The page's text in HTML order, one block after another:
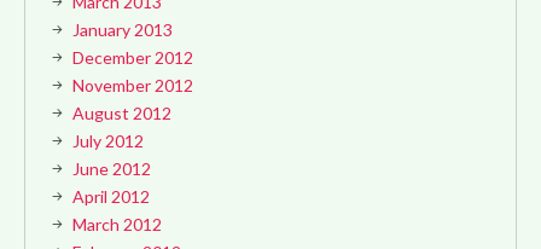
January 2013
December 2012
November 2012
August 2012
July 2012
June 2012
April 2012
March 2012